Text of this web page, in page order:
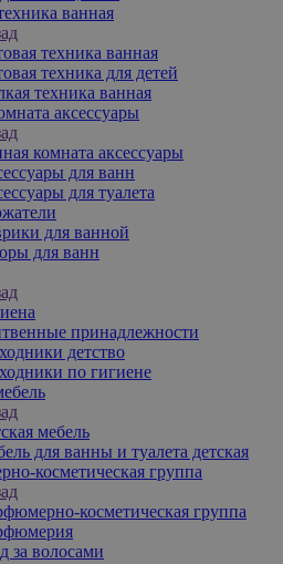
ванная
техника ванная
техника для детей
техника ванная
аксессуары
комната аксессуары
для ванн
для туалета
для ванной
для ванн
принадлежности
детство
по гигиене
мебель
для ванны и туалета детская
косметическая группа
косметическая группа
за волосами